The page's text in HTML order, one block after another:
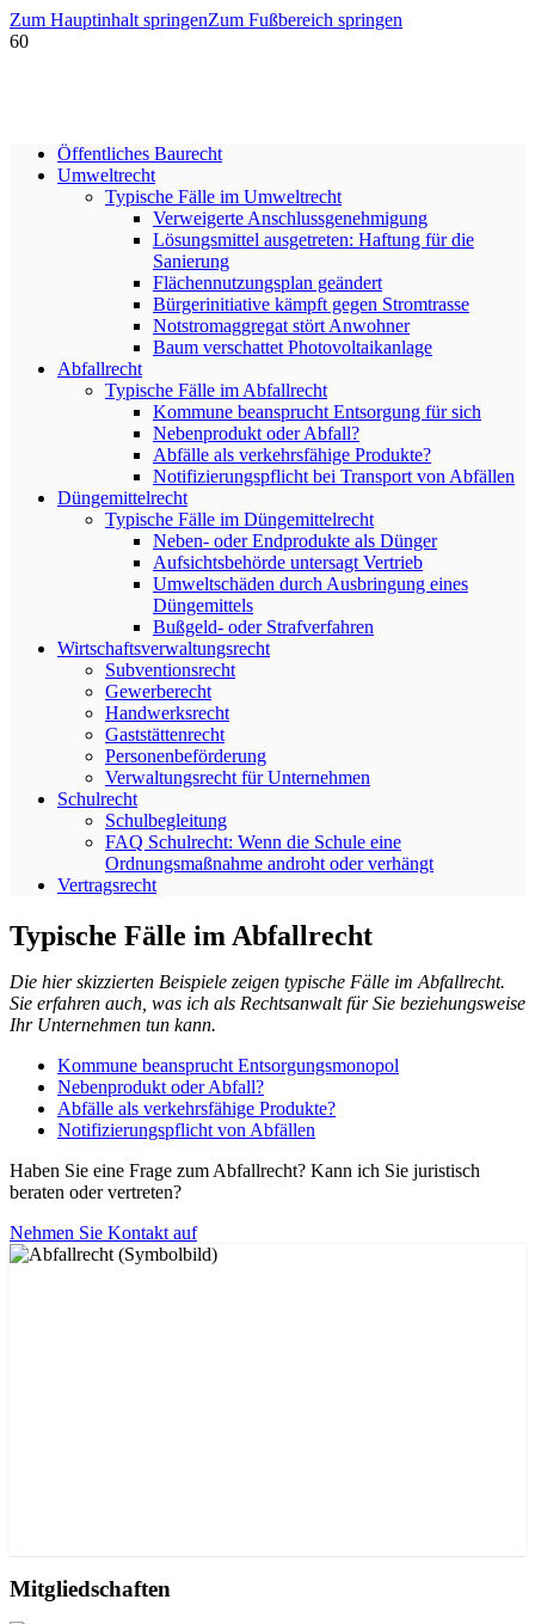
Zum Hauptinhalt springenZum Fußbereich springen
Öffentliches Baurecht
Umweltrecht
Typische Fälle im Umweltrecht
Verweigerte Anschlussgenehmigung
Lösungsmittel ausgetreten: Haftung für die
Sanierung
Flächennutzungsplan geändert
Bürgerinitiative kämpft gegen Stromtrasse
Notstromaggregat stört Anwohner
Baum verschattet Photovoltaikanlage
Abfallrecht
Typische Fälle im Abfallrecht
Kommune beansprucht Entsorgung für sich
Nebenprodukt oder Abfall?
Abfälle als verkehrsfähige Produkte?
Notifizierungspflicht bei Transport von Abfällen
Düngemittelrecht
Typische Fälle im Düngemittelrecht
Neben- oder Endprodukte als Dünger
Aufsichtsbehörde untersagt Vertrieb
Umweltschäden durch Ausbringung eines
Düngemittels
Bußgeld- oder Strafverfahren
Wirtschaftsverwaltungsrecht
Subventionsrecht
Gewerberecht
Handwerksrecht
Gaststättenrecht
Personenbeförderung
Verwaltungsrecht für Unternehmen
Schulrecht
Schulbegleitung
FAQ Schulrecht: Wenn die Schule eine
Ordnungsmaßnahme androht oder verhängt
Vertragsrecht
Typische Fälle im Abfallrecht
Die hier skizzierten Beispiele zeigen typische Fälle im Abfallrecht.
Sie erfahren auch, was ich als Rechtsanwalt für Sie beziehungsweise
Ihr Unternehmen tun kann.
Kommune beansprucht Entsorgungsmonopol
Nebenprodukt oder Abfall?
Abfälle als verkehrsfähige Produkte?
Notifizierungspflicht von Abfällen
Haben Sie eine Frage zum Abfallrecht? Kann ich Sie juristisch
beraten oder vertreten?
Nehmen Sie Kontakt auf
Mitgliedschaften